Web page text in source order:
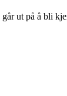
ut på å bli